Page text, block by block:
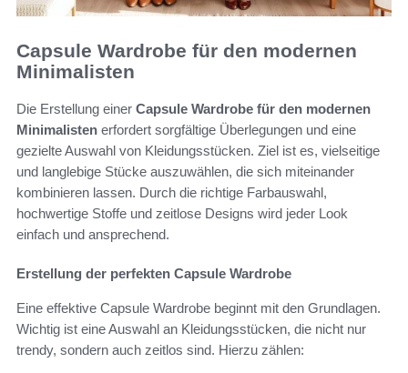
Capsule Wardrobe für den modernen
Minimalisten
Die Erstellung einer Capsule Wardrobe für den modernen
Minimalisten erfordert sorgfältige Überlegungen und eine
gezielte Auswahl von Kleidungsstücken. Ziel ist es, vielseitige
und langlebige Stücke auszuwählen, die sich miteinander
kombinieren lassen. Durch die richtige Farbauswahl,
hochwertige Stoffe und zeitlose Designs wird jeder Look
einfach und ansprechend.
Erstellung der perfekten Capsule Wardrobe
Eine effektive Capsule Wardrobe beginnt mit den Grundlagen.
Wichtig ist eine Auswahl an Kleidungsstücken, die nicht nur
trendy, sondern auch zeitlos sind. Hierzu zählen: